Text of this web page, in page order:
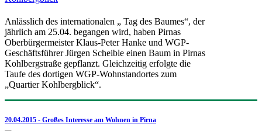
Anlässlich des internationalen „ Tag des Baumes“, der
jährlich am 25.04. begangen wird, haben Pirnas
Oberbürgermeister Klaus-Peter Hanke und WGP-
Geschäftsführer Jürgen Scheible einen Baum in Pirnas
Kohlbergstraße gepflanzt. Gleichzeitig erfolgte die
Taufe des dortigen WGP-Wohnstandortes zum
„Quartier Kohlbergblick“.
20.04.2015 - Großes Interesse am Wohnen in Pirna